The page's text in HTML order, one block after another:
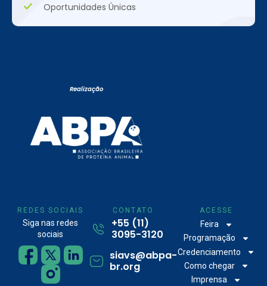
Oportunidades Únicas
Realização
REDES SOCIAIS
Siga nas redes
sociais
CONTATO
+55 (11)
3095-3120
siavs@abpa-
br.org
ACESSE
Feira
Programação
Credenciamento
Como chegar
Imprensa